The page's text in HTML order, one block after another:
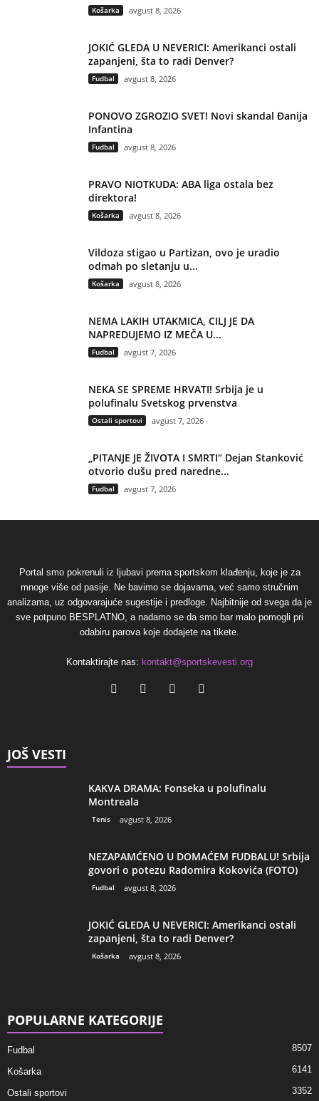
Košarka avgust 8, 2026
JOKIĆ GLEDA U NEVERICI: Amerikanci ostali
zapanjeni, šta to radi Denver?
Fudbal avgust 8, 2026
PONOVO ZGROZIO SVET! Novi skandal Đanija
Infantina
Fudbal avgust 8, 2026
PRAVO NIOTKUDA: ABA liga ostala bez
direktora!
Košarka avgust 8, 2026
Vildoza stigao u Partizan, ovo je uradio
odmah po sletanju u...
Košarka avgust 8, 2026
NEMA LAKIH UTAKMICA, CILJ JE DA
NAPREDUJEMO IZ MEČA U...
Fudbal avgust 7, 2026
NEKA SE SPREME HRVATI! Srbija je u
polufinalu Svetskog prvenstva
Ostali sportovi avgust 7, 2026
„PITANJE JE ŽIVOTA I SMRTI“ Dejan Stanković
otvorio dušu pred naredne...
Fudbal avgust 7, 2026
Portal smo pokrenuli iz ljubavi prema sportskom klađenju, koje je za
mnoge više od pasije. Ne bavimo se dojavama, već samo stručnim
analizama, uz odgovarajuće sugestije i predloge. Najbitnije od svega da je
sve potpuno BESPLATNO, a nadamo se da smo bar malo pomogli pri
odabiru parova koje dodajete na tikete.
Kontaktirajte nas: kontakt@sportskevesti.org
JOŠ VESTI
KAKVA DRAMA: Fonseka u polufinalu
Montreala
Tenis avgust 8, 2026
NEZAPAMĆENO U DOMAĆEM FUDBALU! Srbija
govori o potezu Radomira Kokovića (FOTO)
Fudbal avgust 8, 2026
JOKIĆ GLEDA U NEVERICI: Amerikanci ostali
zapanjeni, šta to radi Denver?
Košarka avgust 8, 2026
POPULARNE KATEGORIJE
Fudbal 8507
Košarka 6141
Ostali sportovi 3352